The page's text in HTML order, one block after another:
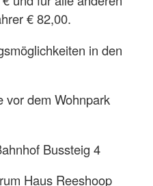
€ 82,00.
in den
vor dem Wohnpark
Bussteig 4
Haus Reeshoop